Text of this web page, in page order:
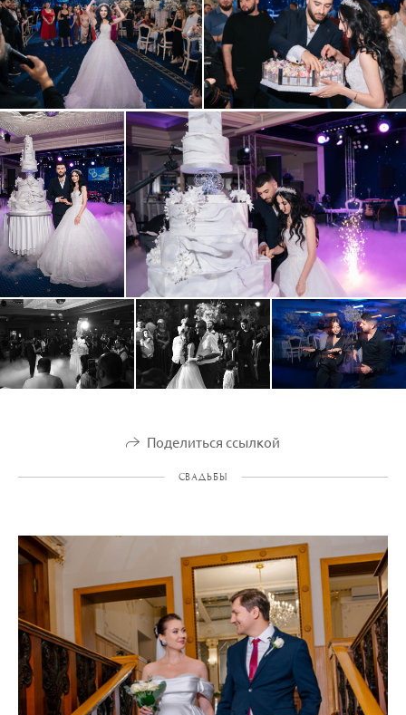
Поделиться ссылкой
СВАДЬБЫ